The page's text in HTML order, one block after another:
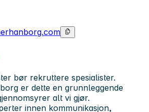
bør rekruttere spesialister.
er dette en grunnleggende
alt vi gjør.
innen kommunikasjon,